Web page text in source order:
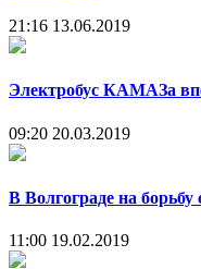
21:16 13.06.2019
Электробус КАМАЗа
09:20 20.03.2019
В Волгограде на
11:00 19.02.2019